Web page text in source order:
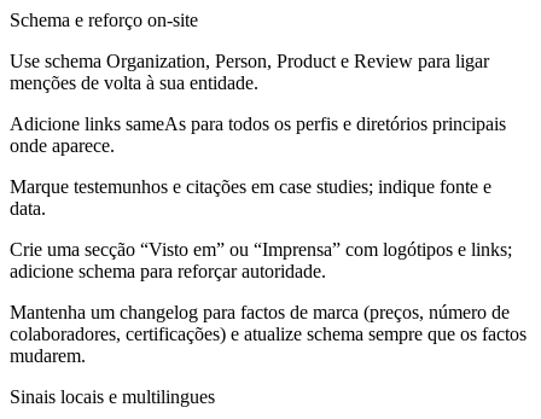
Schema e reforço on-site
Use schema Organization, Person, Product e Review para ligar
menções de volta à sua entidade.
Adicione links sameAs para todos os perfis e diretórios principais
onde aparece.
Marque testemunhos e citações em case studies; indique fonte e
data.
Crie uma secção “Visto em” ou “Imprensa” com logótipos e links;
adicione schema para reforçar autoridade.
Mantenha um changelog para factos de marca (preços, número de
colaboradores, certificações) e atualize schema sempre que os factos
mudarem.
Sinais locais e multilingues